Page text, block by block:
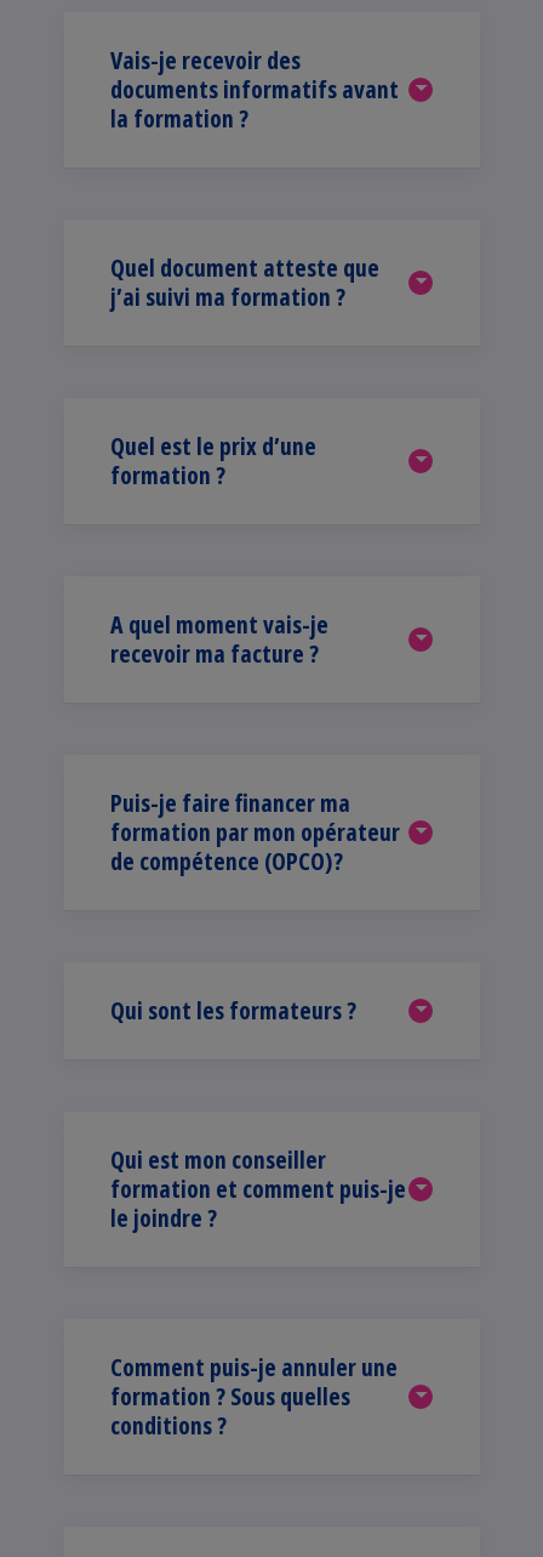
Vais-je recevoir des
documents informatifs avant
la formation ?
Quel document atteste que
j’ai suivi ma formation ?
Quel est le prix d’une
formation ?
A quel moment vais-je
recevoir ma facture ?
Puis-je faire financer ma
formation par mon opérateur
de compétence (OPCO)?
Qui sont les formateurs ?
Qui est mon conseiller
formation et comment puis-je
le joindre ?
Comment puis-je annuler une
formation ? Sous quelles
conditions ?